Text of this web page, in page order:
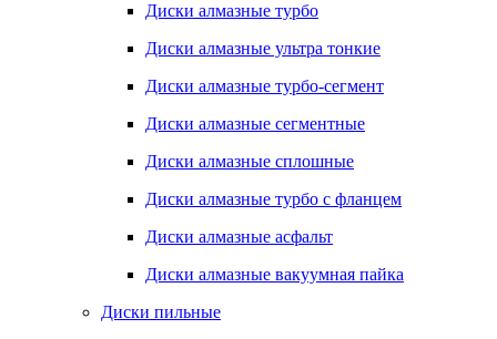
Диски алмазные турбо
Диски алмазные ультра тонкие
Диски алмазные турбо-сегмент
Диски алмазные сегментные
Диски алмазные сплошные
Диски алмазные турбо с фланцем
Диски алмазные асфальт
Диски алмазные вакуумная пайка
Диски пильные